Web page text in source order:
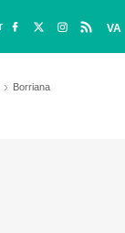
VA
Borriana